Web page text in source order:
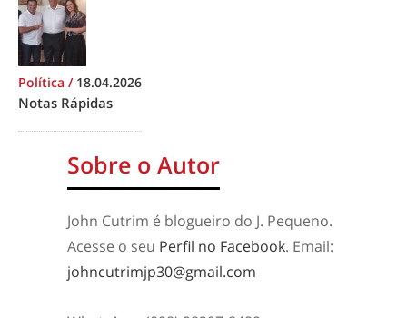
Política / 18.04.2026
Notas Rápidas
Sobre o Autor
John Cutrim é blogueiro do J. Pequeno.
Acesse o seu Perfil no Facebook. Email:
johncutrimjp30@gmail.com